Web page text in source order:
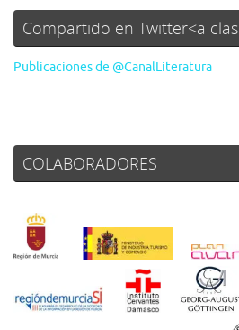
Compartido en Twitter<a clas
Publicaciones de @CanalLiteratura
COLABORADORES